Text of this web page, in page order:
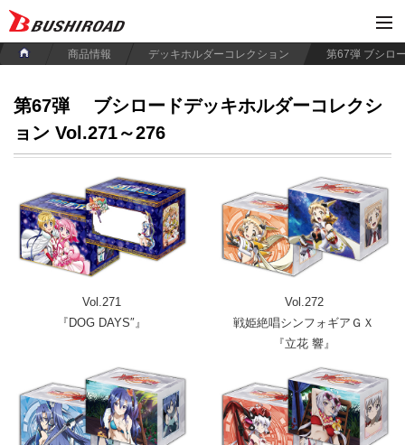
商品情報 デッキホルダーコレクション
第67弾
ブシロードデッキホルダーコレクシ
ョン Vol.271～276
Vol.271
『DOG DAYS″』
Vol.272
戦姫絶唱シンフォギアＧＸ
『立花 響』